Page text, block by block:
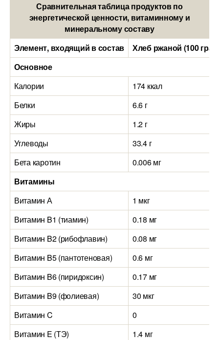
Сравнительная таблица продуктов по
энергетической ценности, витаминному и
минеральному составу
Элемент, входящий в состав
Хлеб ржаной (100
Основное
Калории
174 ккал
Белки
6.6 г
Жиры
1.2 г
Углеводы
33.4 г
Бета каротин
0.006 мг
Витамины
Витамин А
1 мкг
Витамин B1 (тиамин)
0.18 мг
Витамин B2 (рибофлавин)
0.08 мг
Витамин B5 (пантотеновая)
0.6 мг
Витамин B6 (пиридоксин)
0.17 мг
Витамин B9 (фолиевая)
30 мкг
Витамин C
0
Витамин E (ТЭ)
1.4 мг